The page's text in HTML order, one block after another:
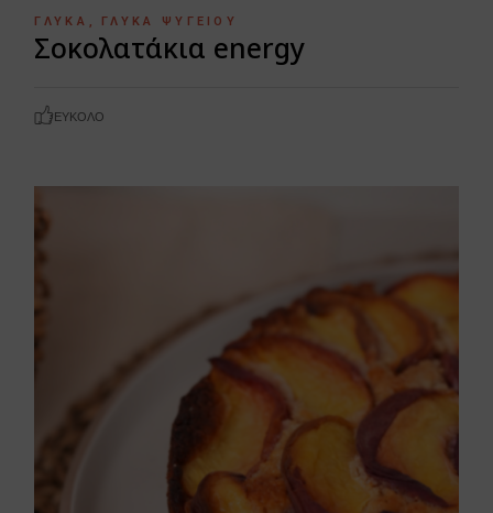
ΓΛΥΚΆ ΓΛΥΚΆ ΨΥΓΕΊΟΥ
Σοκολατάκια energy
ΕΎΚΟΛΟ